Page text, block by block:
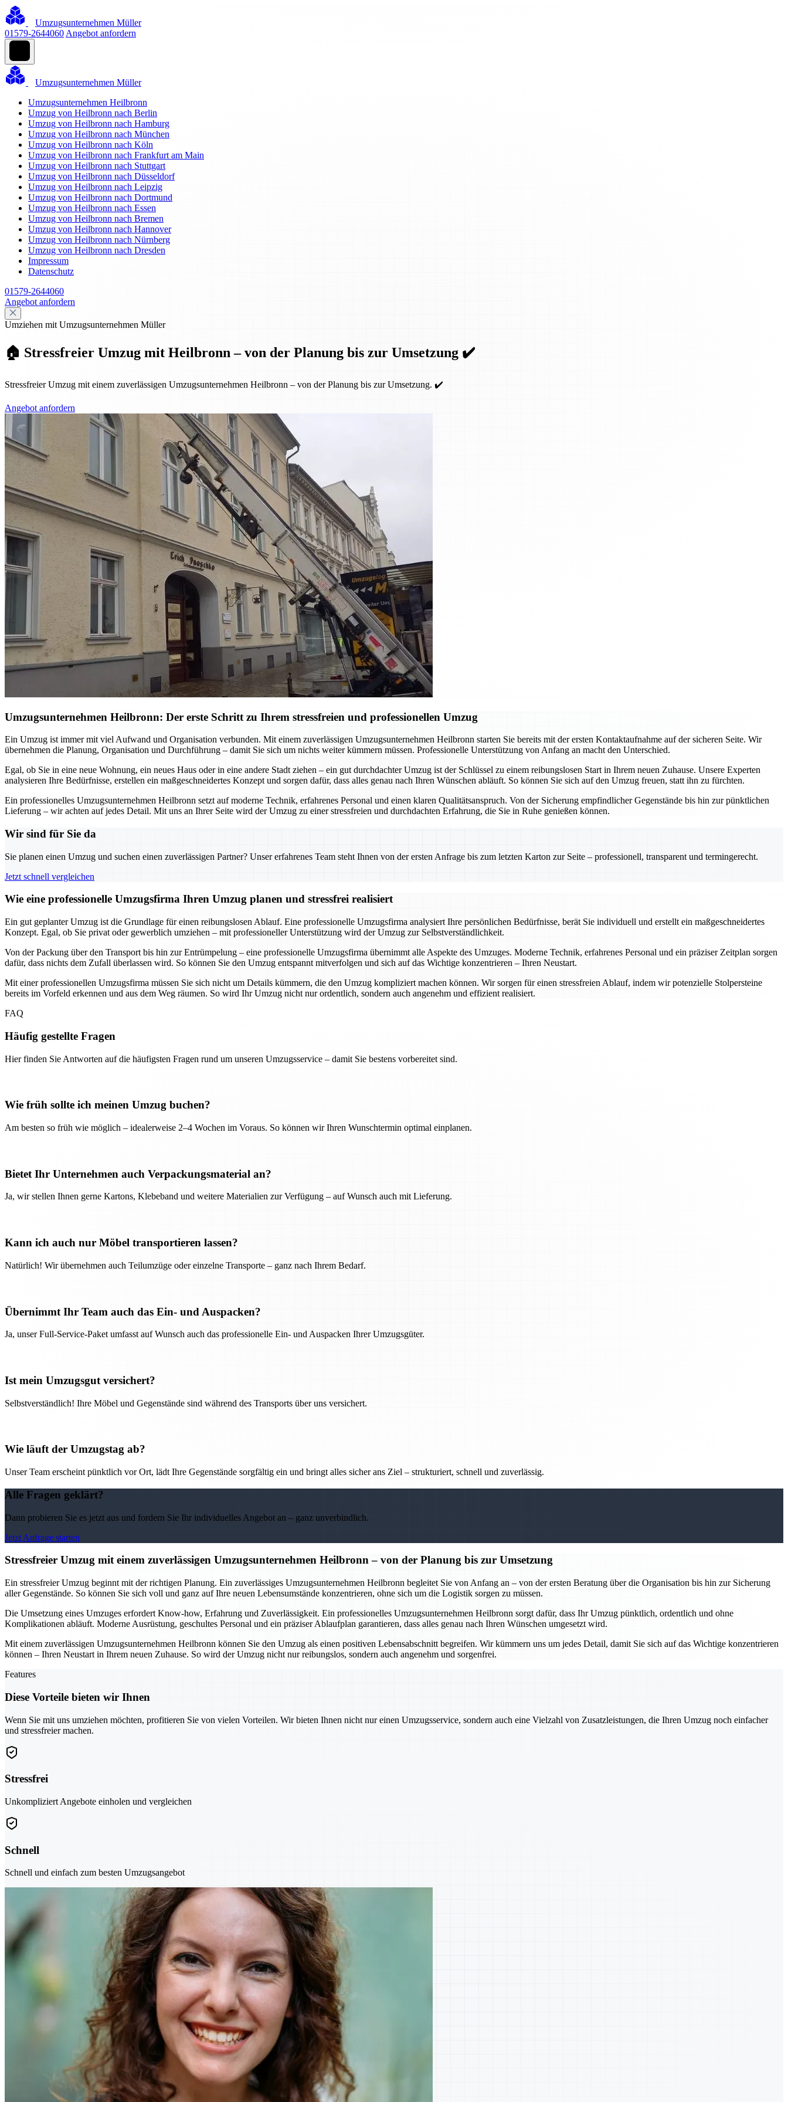
Umzugsunternehmen Müller
01579-2644060 Angebot anfordern
Umzugsunternehmen Müller
Umzugsunternehmen Heilbronn
Umzug von Heilbronn nach Berlin
Umzug von Heilbronn nach Hamburg
Umzug von Heilbronn nach München
Umzug von Heilbronn nach Köln
Umzug von Heilbronn nach Frankfurt am Main
Umzug von Heilbronn nach Stuttgart
Umzug von Heilbronn nach Düsseldorf
Umzug von Heilbronn nach Leipzig
Umzug von Heilbronn nach Dortmund
Umzug von Heilbronn nach Essen
Umzug von Heilbronn nach Bremen
Umzug von Heilbronn nach Hannover
Umzug von Heilbronn nach Nürnberg
Umzug von Heilbronn nach Dresden
Impressum
Datenschutz
01579-2644060
Angebot anfordern
Umziehen mit Umzugsunternehmen Müller
🏠 Stressfreier Umzug mit Heilbronn – von der Planung bis zur Umsetzung ✔️
Stressfreier Umzug mit einem zuverlässigen Umzugsunternehmen Heilbronn – von der Planung bis zur Umsetzung. ✔️
Angebot anfordern
Umzugsunternehmen Heilbronn: Der erste Schritt zu Ihrem stressfreien und professionellen Umzug
Ein Umzug ist immer mit viel Aufwand und Organisation verbunden. Mit einem zuverlässigen Umzugsunternehmen Heilbronn starten Sie bereits mit der ersten Kontaktaufnahme auf der sicheren Seite. Wir
übernehmen die Planung, Organisation und Durchführung – damit Sie sich um nichts weiter kümmern müssen. Professionelle Unterstützung von Anfang an macht den Unterschied.
Egal, ob Sie in eine neue Wohnung, ein neues Haus oder in eine andere Stadt ziehen – ein gut durchdachter Umzug ist der Schlüssel zu einem reibungslosen Start in Ihrem neuen Zuhause. Unsere Experten
analysieren Ihre Bedürfnisse, erstellen ein maßgeschneidertes Konzept und sorgen dafür, dass alles genau nach Ihren Wünschen abläuft. So können Sie sich auf den Umzug freuen, statt ihn zu fürchten.
Ein professionelles Umzugsunternehmen Heilbronn setzt auf moderne Technik, erfahrenes Personal und einen klaren Qualitätsanspruch. Von der Sicherung empfindlicher Gegenstände bis hin zur pünktlichen
Lieferung – wir achten auf jedes Detail. Mit uns an Ihrer Seite wird der Umzug zu einer stressfreien und durchdachten Erfahrung, die Sie in Ruhe genießen können.
Wir sind für Sie da
Sie planen einen Umzug und suchen einen zuverlässigen Partner? Unser erfahrenes Team steht Ihnen von der ersten Anfrage bis zum letzten Karton zur Seite – professionell, transparent und termingerecht.
Jetzt schnell vergleichen
Wie eine professionelle Umzugsfirma Ihren Umzug planen und stressfrei realisiert
Ein gut geplanter Umzug ist die Grundlage für einen reibungslosen Ablauf. Eine professionelle Umzugsfirma analysiert Ihre persönlichen Bedürfnisse, berät Sie individuell und erstellt ein maßgeschneidertes
Konzept. Egal, ob Sie privat oder gewerblich umziehen – mit professioneller Unterstützung wird der Umzug zur Selbstverständlichkeit.
Von der Packung über den Transport bis hin zur Entrümpelung – eine professionelle Umzugsfirma übernimmt alle Aspekte des Umzuges. Moderne Technik, erfahrenes Personal und ein präziser Zeitplan sorgen
dafür, dass nichts dem Zufall überlassen wird. So können Sie den Umzug entspannt mitverfolgen und sich auf das Wichtige konzentrieren – Ihren Neustart.
Mit einer professionellen Umzugsfirma müssen Sie sich nicht um Details kümmern, die den Umzug kompliziert machen können. Wir sorgen für einen stressfreien Ablauf, indem wir potenzielle Stolpersteine
bereits im Vorfeld erkennen und aus dem Weg räumen. So wird Ihr Umzug nicht nur ordentlich, sondern auch angenehm und effizient realisiert.
FAQ
Häufig gestellte Fragen
Hier finden Sie Antworten auf die häufigsten Fragen rund um unseren Umzugsservice – damit Sie bestens vorbereitet sind.
Wie früh sollte ich meinen Umzug buchen?
Am besten so früh wie möglich – idealerweise 2–4 Wochen im Voraus. So können wir Ihren Wunschtermin optimal einplanen.
Bietet Ihr Unternehmen auch Verpackungsmaterial an?
Ja, wir stellen Ihnen gerne Kartons, Klebeband und weitere Materialien zur Verfügung – auf Wunsch auch mit Lieferung.
Kann ich auch nur Möbel transportieren lassen?
Natürlich! Wir übernehmen auch Teilumzüge oder einzelne Transporte – ganz nach Ihrem Bedarf.
Übernimmt Ihr Team auch das Ein- und Auspacken?
Ja, unser Full-Service-Paket umfasst auf Wunsch auch das professionelle Ein- und Auspacken Ihrer Umzugsgüter.
Ist mein Umzugsgut versichert?
Selbstverständlich! Ihre Möbel und Gegenstände sind während des Transports über uns versichert.
Wie läuft der Umzugstag ab?
Unser Team erscheint pünktlich vor Ort, lädt Ihre Gegenstände sorgfältig ein und bringt alles sicher ans Ziel – strukturiert, schnell und zuverlässig.
Alle Fragen geklärt?
Dann probieren Sie es jetzt aus und fordern Sie Ihr individuelles Angebot an – ganz unverbindlich.
Jetzt Anfrage starten
Stressfreier Umzug mit einem zuverlässigen Umzugsunternehmen Heilbronn – von der Planung bis zur Umsetzung
Ein stressfreier Umzug beginnt mit der richtigen Planung. Ein zuverlässiges Umzugsunternehmen Heilbronn begleitet Sie von Anfang an – von der ersten Beratung über die Organisation bis hin zur Sicherung
aller Gegenstände. So können Sie sich voll und ganz auf Ihre neuen Lebensumstände konzentrieren, ohne sich um die Logistik sorgen zu müssen.
Die Umsetzung eines Umzuges erfordert Know-how, Erfahrung und Zuverlässigkeit. Ein professionelles Umzugsunternehmen Heilbronn sorgt dafür, dass Ihr Umzug pünktlich, ordentlich und ohne
Komplikationen abläuft. Moderne Ausrüstung, geschultes Personal und ein präziser Ablaufplan garantieren, dass alles genau nach Ihren Wünschen umgesetzt wird.
Mit einem zuverlässigen Umzugsunternehmen Heilbronn können Sie den Umzug als einen positiven Lebensabschnitt begreifen. Wir kümmern uns um jedes Detail, damit Sie sich auf das Wichtige konzentrieren
können – Ihren Neustart in Ihrem neuen Zuhause. So wird der Umzug nicht nur reibungslos, sondern auch angenehm und sorgenfrei.
Features
Diese Vorteile bieten wir Ihnen
Wenn Sie mit uns umziehen möchten, profitieren Sie von vielen Vorteilen. Wir bieten Ihnen nicht nur einen Umzugsservice, sondern auch eine Vielzahl von Zusatzleistungen, die Ihren Umzug noch einfacher
und stressfreier machen.
Stressfrei
Unkompliziert Angebote einholen und vergleichen
Schnell
Schnell und einfach zum besten Umzugsangebot